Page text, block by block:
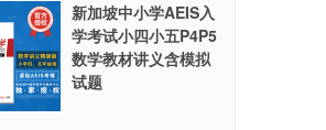
新加坡中小学AEIS入
学考试小四小五P4P5
数学教材讲义含模拟
试题